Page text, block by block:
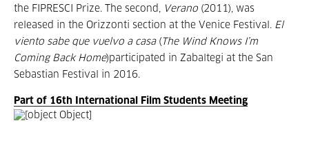
the FIPRESCI Prize. The second, Verano (2011), was
released in the Orizzonti section at the Venice Festival. El
viento sabe que vuelvo a casa ( The Wind Knows I’m
Coming Back Home)participated in Zabaltegi at the San
Sebastian Festival in 2016.
Part of 16th International Film Students Meeting